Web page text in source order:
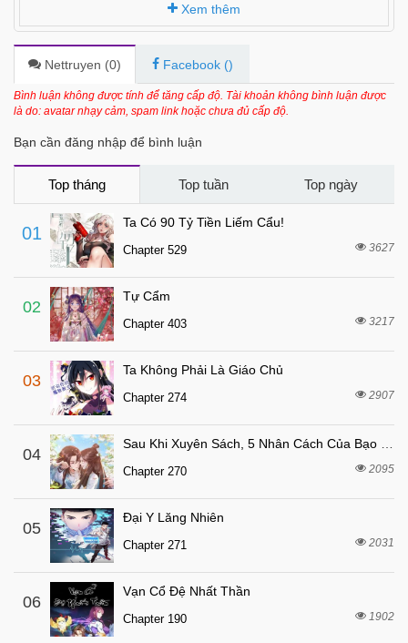
Xem thêm
Nettruyen (0) Facebook ()
Bình luận không được tính để tăng cấp độ. Tài khoản không bình luận được
là do: avatar nhạy cảm, spam link hoặc chưa đủ cấp độ.
Bạn cần đăng nhập để bình luận
Top tháng Top tuần Top ngày
01
Ta Có 90 Tỷ Tiền Liếm Cẩu!
Chapter 529 3627
02
Tự Cẩm
Chapter 403 3217
03
Ta Không Phải Là Giáo Chủ
Chapter 274 2907
04
Chapter 270 2095
05
Đại Y Lăng Nhiên
Chapter 271 2031
06
Vạn Cổ Đệ Nhất Thần
Chapter 190 1902